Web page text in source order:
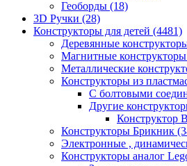
Геоборды (18)
3D Ручки (28)
Конструкторы для детей (4481)
Деревянные
Магнитные конструкторы
Металлические
Конструкторы из
С болтовыми
Другие
Конструктор
Конструкторы Брикник
Электронные ,
Конструкторы аналог